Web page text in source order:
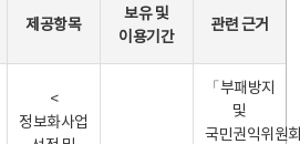
제공항목
보유 및
이용기간
관련 근거
<
정보화사업
「부패방지
및
국민권익위원